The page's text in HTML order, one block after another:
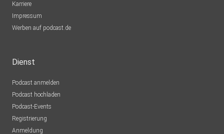
Karriere
Impressum
Werben auf podcast.de
Dienst
Podcast anmelden
Podcast hochladen
Podcast-Events
Registrierung
Anmeldung